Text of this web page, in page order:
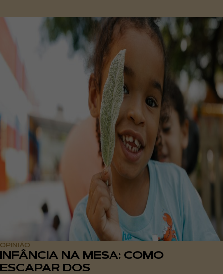
OPINIÃO
INFÂNCIA NA MESA: COMO
ESCAPAR DOS